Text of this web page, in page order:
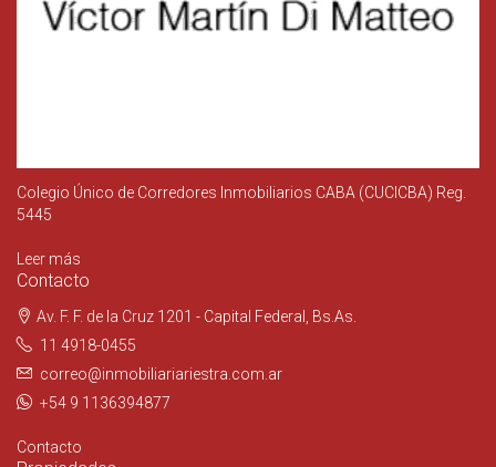
Colegio Único de Corredores Inmobiliarios CABA (CUCICBA) Reg.
5445
Leer más
Contacto
Av. F. F. de la Cruz 1201 - Capital Federal, Bs.As.
11 4918-0455
correo@inmobiliariariestra.com.ar
+54 9 1136394877
Contacto